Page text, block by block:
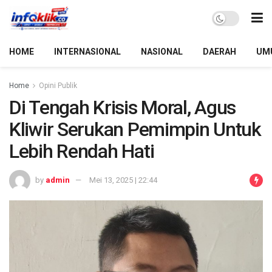
HOME INTERNASIONAL NASIONAL DAERAH
Home Opini Publik
Di Tengah Krisis Moral, Agus
Kliwir Serukan Pemimpin Untuk
Lebih Rendah Hati
by admin Mei 13, 2025 | 22:44